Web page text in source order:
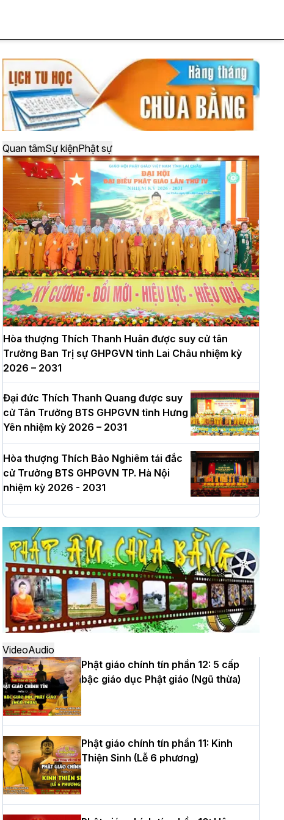
Quan tâmSự kiệnPhật sự
Hòa thượng Thích Thanh Huân được suy cử tân
Trưởng Ban Trị sự GHPGVN tỉnh Lai Châu nhiệm kỳ
2026 – 2031
Đại đức Thích Thanh Quang được suy
cử Tân Trưởng BTS GHPGVN tỉnh Hưng
Yên nhiệm kỳ 2026 – 2031
Hòa thượng Thích Bảo Nghiêm tái đắc
cử Trưởng BTS GHPGVN TP. Hà Nội
nhiệm kỳ 2026 - 2031
Hà Nội: Long trọng lễ khởi công xây
dựng Trung tâm văn hóa Phật giáo Thủ
đô
Hà Nội: Ngày tu học cuối cùng khép lại
khóa sinh hoạt Phật pháp mùa hè lần
thứ XIV tại chùa Bằng
Học yêu thương trong ngày tu tập thứ
tư của Khóa sinh hoạt Phật pháp mùa
hè tại chùa Bằng
HT.Thích Thọ Lạc được suy cử làm tân
Trưởng BTS GHPGVN tỉnh Nghệ An
VideoAudio
Phật giáo chính tín phần 12: 5 cấp
bậc giáo dục Phật giáo (Ngũ thừa)
Phật giáo chính tín phần 11: Kinh
Thiện Sinh (Lễ 6 phương)